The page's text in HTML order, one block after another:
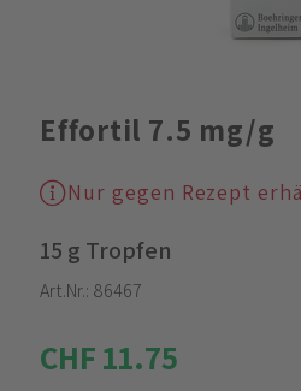
Effortil 7.5 mg/g
Nur gegen Rezept
15 g Tropfen
Art.Nr.: 86467
CHF 11.75